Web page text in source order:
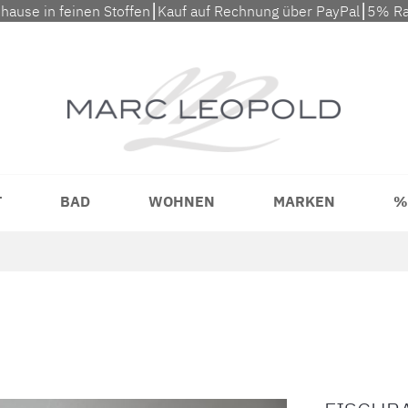
in feinen Stoffen⎮Kauf auf Rechnung über PayPal⎮5%
BAD WOHNEN MARKEN